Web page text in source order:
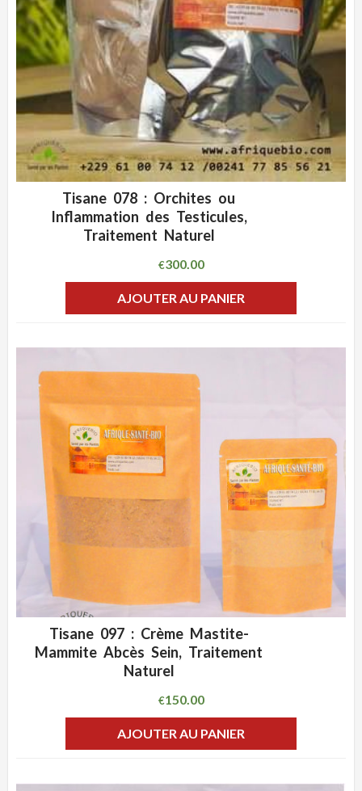
ADD WISHLIST
Tisane 078 : Orchites ou
Inflammation des Testicules,
Traitement Naturel
€300.00
AJOUTER AU PANIER
ADD WISHLIST
Tisane 097 : Crème Mastite-
Mammite Abcès Sein, Traitement
Naturel
€150.00
AJOUTER AU PANIER